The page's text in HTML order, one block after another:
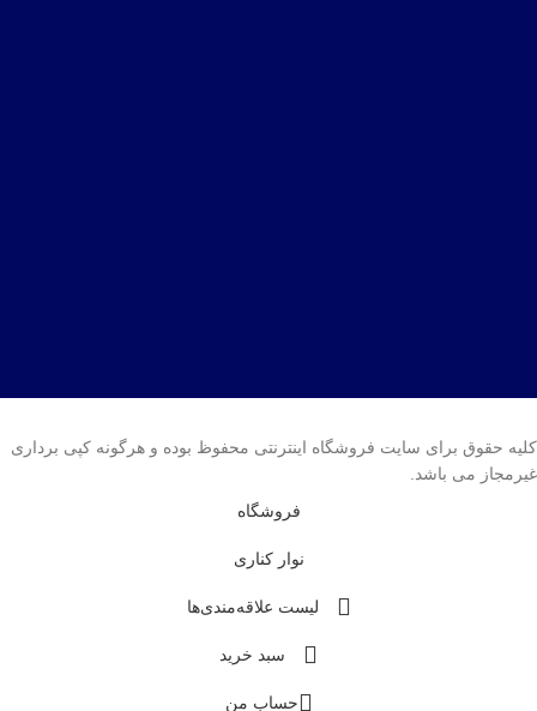
کلیه حقوق برای سایت فروشگاه اینترنتی محفوظ بوده و هرگونه کپی برداری
غیرمجاز می باشد.
فروشگاه
نوار کناری
لیست علاقه‌مندی‌ها
سبد خرید
حساب من